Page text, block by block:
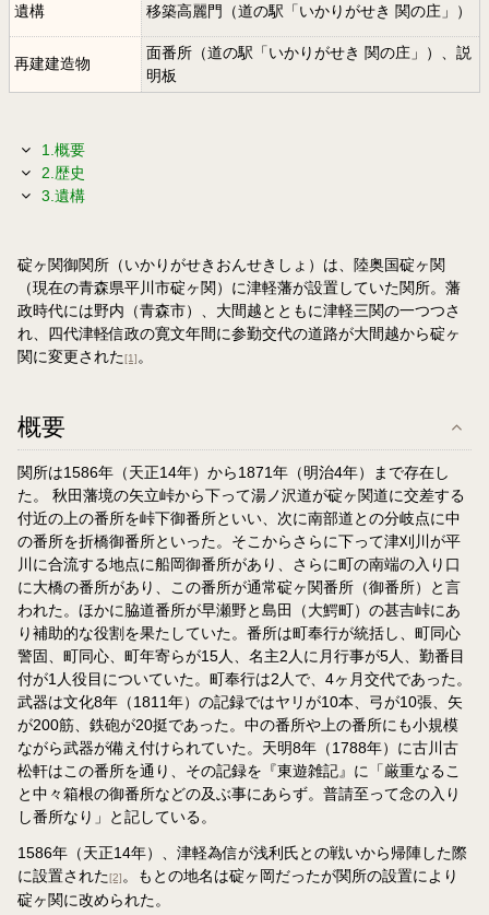
遺構 移築高麗門（道の駅「いかりがせき 関の庄」）
再建建造物
面番所（道の駅「いかりがせき 関の庄」）、説
明板
1.概要
2.歴史
3.遺構
碇ヶ関御関所（いかりがせきおんせきしょ）は、陸奥国碇ヶ関
（現在の青森県平川市碇ヶ関）に津軽藩が設置していた関所。藩
政時代には野内（青森市）、大間越とともに津軽三関の一つつさ
れ、四代津軽信政の寛文年間に参勤交代の道路が大間越から碇ヶ
関に変更された[1] 。
概要
関所は1586年（天正14年）から1871年（明治4年）まで存在し
た。 秋田藩境の矢立峠から下って湯ノ沢道が碇ヶ関道に交差する
付近の上の番所を峠下御番所といい、次に南部道との分岐点に中
の番所を折橋御番所といった。そこからさらに下って津刈川が平
川に合流する地点に船岡御番所があり、さらに町の南端の入り口
に大橋の番所があり、この番所が通常碇ヶ関番所（御番所）と言
われた。ほかに脇道番所が早瀬野と島田（大鰐町）の甚吉峠にあ
り補助的な役割を果たしていた。番所は町奉行が統括し、町同心
警固、町同心、町年寄らが15人、名主2人に月行事が5人、勤番目
付が1人役目についていた。町奉行は2人で、4ヶ月交代であった。
武器は文化8年（1811年）の記録ではヤリが10本、弓が10張、矢
が200筋、鉄砲が20挺であった。中の番所や上の番所にも小規模
ながら武器が備え付けられていた。天明8年（1788年）に古川古
松軒はこの番所を通り、その記録を『東遊雑記』に「厳重なるこ
と中々箱根の御番所などの及ぶ事にあらず。普請至って念の入り
し番所なり」と記している。
1586年（天正14年）、津軽為信が浅利氏との戦いから帰陣した際
に設置された[2] 。もとの地名は碇ヶ岡だったが関所の設置により
碇ヶ関に改められた。